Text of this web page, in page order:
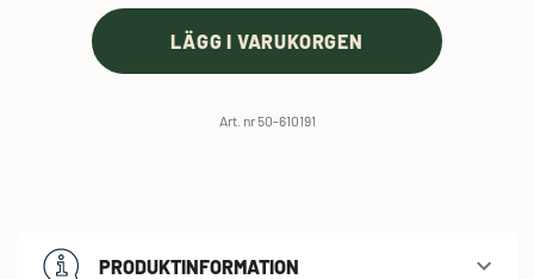
LÄGG I VARUKORGEN
Art. nr 50-610191
PRODUKTINFORMATION